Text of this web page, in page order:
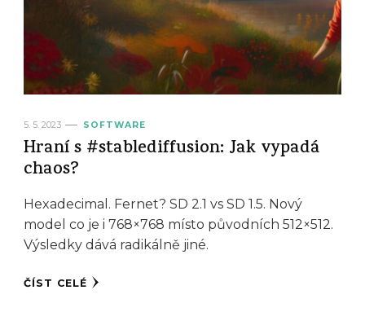
5. 5. 2023 SOFTWARE
Hraní s #stablediffusion: Jak vypadá
chaos?
Hexadecimal. Fernet? SD 2.1 vs SD 1.5. Nový
model co je i 768×768 místo původních 512×512.
Výsledky dává radikálně jiné.
ČÍST CELÉ